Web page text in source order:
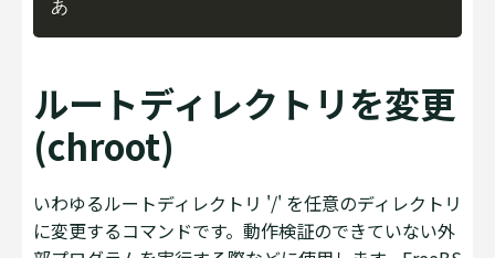
ルートディレクトリを変更
(chroot)
いわゆるルートディレクトリ '/' を任意のディレクトリ
に変更するコマンドです。動作検証のできていない外